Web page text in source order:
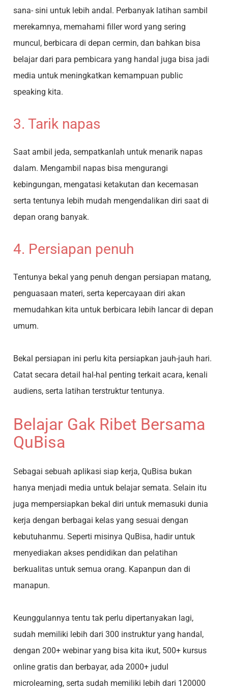
sana- sini untuk lebih andal. Perbanyak latihan sambil
merekamnya, memahami filler word yang sering
muncul, berbicara di depan cermin, dan bahkan bisa
belajar dari para pembicara yang handal juga bisa jadi
media untuk meningkatkan kemampuan public
speaking kita.
3. Tarik napas
Saat ambil jeda, sempatkanlah untuk menarik napas
dalam. Mengambil napas bisa mengurangi
kebingungan, mengatasi ketakutan dan kecemasan
serta tentunya lebih mudah mengendalikan diri saat di
depan orang banyak.
4. Persiapan penuh
Tentunya bekal yang penuh dengan persiapan matang,
penguasaan materi, serta kepercayaan diri akan
memudahkan kita untuk berbicara lebih lancar di depan
umum.
Bekal persiapan ini perlu kita persiapkan jauh-jauh hari.
Catat secara detail hal-hal penting terkait acara, kenali
audiens, serta latihan terstruktur tentunya.
Belajar Gak Ribet Bersama
QuBisa
Sebagai sebuah aplikasi siap kerja, QuBisa bukan
hanya menjadi media untuk belajar semata. Selain itu
juga mempersiapkan bekal diri untuk memasuki dunia
kerja dengan berbagai kelas yang sesuai dengan
kebutuhanmu. Seperti misinya QuBisa, hadir untuk
menyediakan akses pendidikan dan pelatihan
berkualitas untuk semua orang. Kapanpun dan di
manapun.
Keunggulannya tentu tak perlu dipertanyakan lagi,
sudah memiliki lebih dari 300 instruktur yang handal,
dengan 200+ webinar yang bisa kita ikut, 500+ kursus
online gratis dan berbayar, ada 2000+ judul
microlearning, serta sudah memiliki lebih dari 120000